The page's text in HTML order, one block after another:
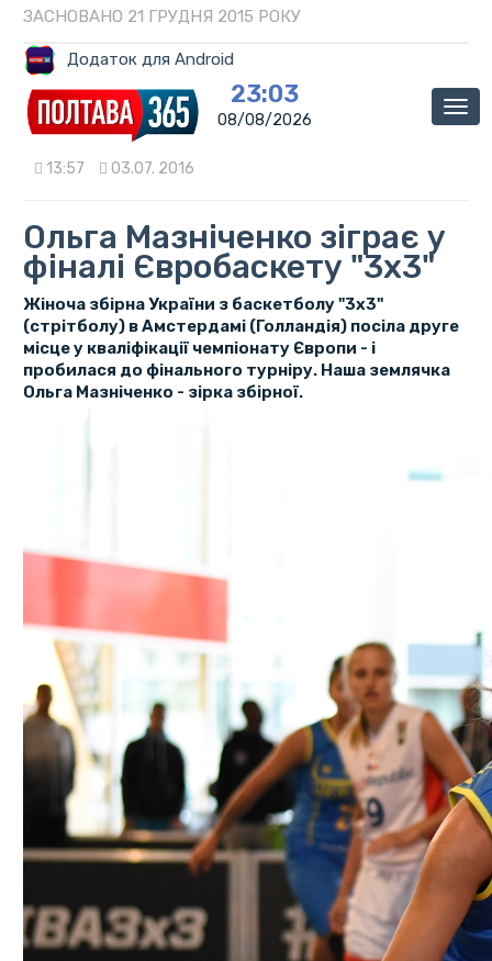
ЗАСНОВАНО 21 ГРУДНЯ 2015 РОКУ
Додаток для Android
23:03
08/08/2026
13:57 03.07. 2016
Ольга Мазніченко зіграє у
фіналі Євробаскету "3х3"
Жіноча збірна України з баскетболу "3х3"
(стрітболу) в Амстердамі (Голландія) посіла друге
місце у кваліфікації чемпіонату Європи - і
пробилася до фінального турніру. Наша землячка
Ольга Мазніченко - зірка збірної.